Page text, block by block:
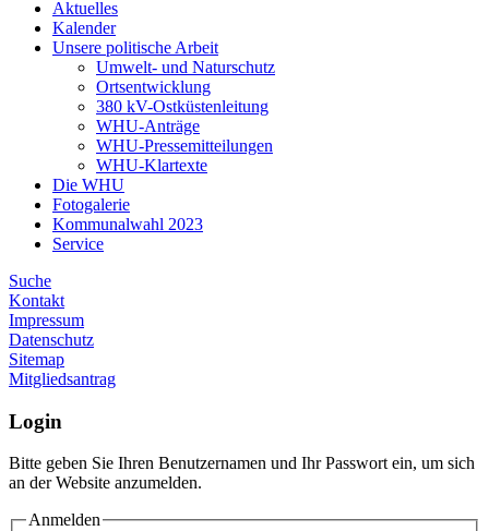
Aktuelles
Kalender
Unsere politische Arbeit
Umwelt- und Naturschutz
Ortsentwicklung
380 kV-Ostküstenleitung
WHU-Anträge
WHU-Pressemitteilungen
WHU-Klartexte
Die WHU
Fotogalerie
Kommunalwahl 2023
Service
Suche
Kontakt
Impressum
Datenschutz
Sitemap
Mitgliedsantrag
Login
Bitte geben Sie Ihren Benutzernamen und Ihr Passwort ein, um sich
an der Website anzumelden.
Anmelden